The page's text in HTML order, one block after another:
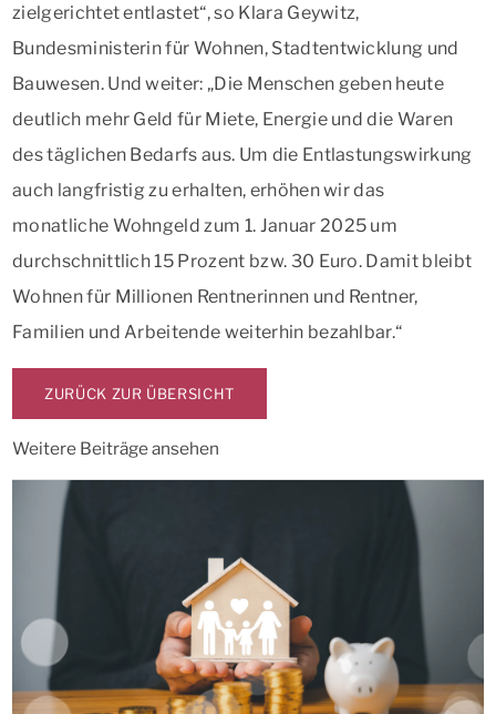
zielgerichtet entlastet“, so Klara Geywitz,
Bundesministerin für Wohnen, Stadtentwicklung und
Bauwesen. Und weiter: „Die Menschen geben heute
deutlich mehr Geld für Miete, Energie und die Waren
des täglichen Bedarfs aus. Um die Entlastungswirkung
auch langfristig zu erhalten, erhöhen wir das
monatliche Wohngeld zum 1. Januar 2025 um
durchschnittlich 15 Prozent bzw. 30 Euro. Damit bleibt
Wohnen für Millionen Rentnerinnen und Rentner,
Familien und Arbeitende weiterhin bezahlbar.“
ZURÜCK ZUR ÜBERSICHT
Weitere Beiträge ansehen